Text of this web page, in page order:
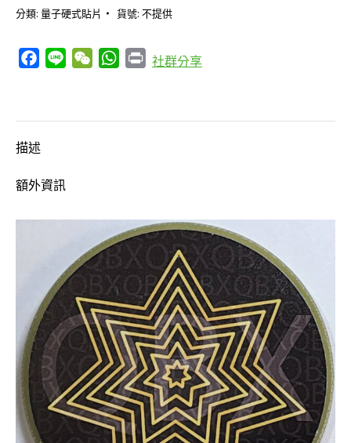
學
組-
造
+
閣
&
CPH4/
式
貼
分類: 量子硬式貼片 貨號: 不提供
Facebook
Line WeChatWhatsApp
Print
社群分享
描述
額外資訊